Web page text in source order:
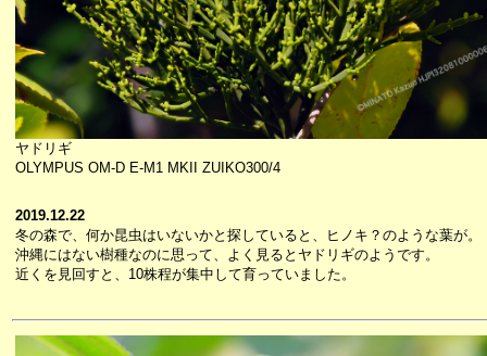
ヤドリギ
OLYMPUS OM-D E-M1 MKII ZUIKO300/4
2019.12.22
冬の森で、何か昆虫はいないかと探していると、ヒノキ？のような葉が。
沖縄にはない樹種なのに思って、よく見るとヤドリギのようです。
近くを見回すと、10株程が集中して育っていました。